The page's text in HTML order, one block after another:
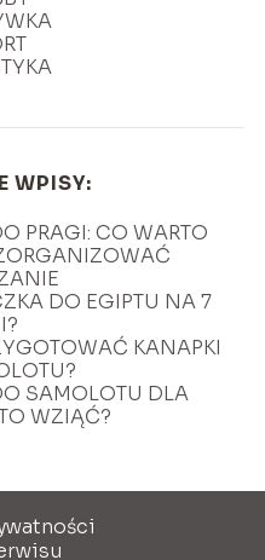
WPISY:
PRAGI: CO WARTO
DO EGIPTU NA 7
KANAPKI
SAMOLOTU DLA
WZIĄĆ?